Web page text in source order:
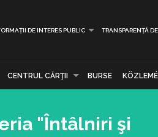
DE INTERES PUBLIC TRANSPARENȚĂ
CENTRUL CĂRŢII BURSE
"Întâlniri şi